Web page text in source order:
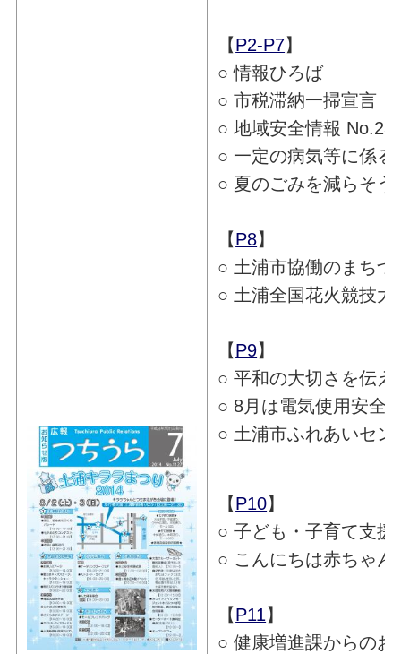
【P2-P7】
○ 情報ひろば
○ 市税滞納一掃宣言
○ 地域安全情報 No.23
○ 一定の病気等に係
○ 夏のごみを減らそう
【P8】
○ 土浦市協働のまち
○ 土浦全国花火競技大
【P9】
○ 平和の大切さを伝え
○ 8月は電気使用安全
○ 土浦市ふれあいセ
【P10】
○ 子ども・子育て支援
○ こんにちは赤ちゃん
【P11】
○ 健康増進課からのお